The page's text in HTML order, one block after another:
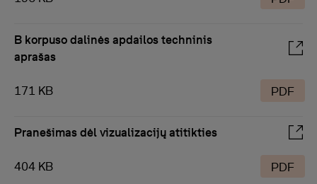
B korpuso dalinės apdailos techninis
aprašas
171 KB PDF
Pranešimas dėl vizualizacijų atitikties
404 KB PDF